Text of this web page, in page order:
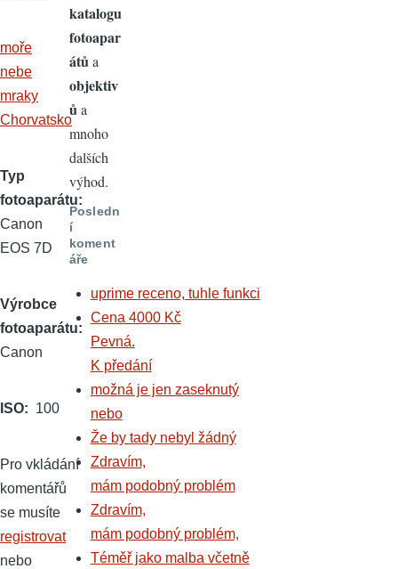
moře
nebe
mraky
Chorvatsko
Typ
fotoaparátu
Canon
EOS 7D
Výrobce
fotoaparátu
Canon
ISO 100
Pro vkládání
komentářů
se musíte
registrovat
nebo
katalogu
fotoapar
átů a
objektiv
ů a
mnoho
dalších
výhod.
Posledn
í
koment
áře
uprime receno, tuhle funkci
Cena 4000 Kč
Pevná.
K předání
možná je jen zaseknutý
nebo
Že by tady nebyl žádný
Zdravím,
mám podobný problém
Zdravím,
mám podobný problém,
Téměř jako malba včetně